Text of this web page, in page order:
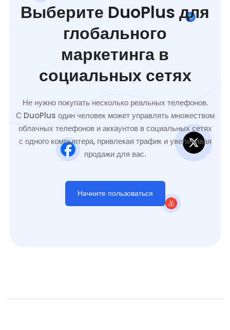
Выберите DuoPlus для
глобального
маркетинга в
социальных сетях
Не нужно покупать несколько реальных телефонов.
С DuoPlus один человек может управлять множеством
облачных телефонов и аккаунтов в социальных сетях
с одного компьютера, привлекая трафик и увеличивая
продажи для вас.
Начните пользоваться